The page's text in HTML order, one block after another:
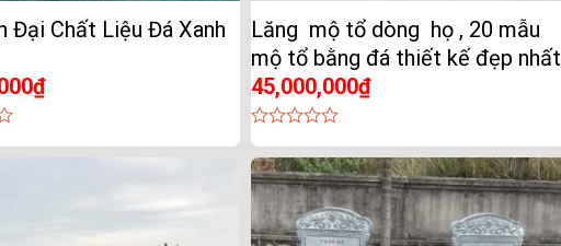
Đại Chất Liệu Đá Xanh
₫
Lăng mộ tổ dòng họ , 20 mẫu
mộ tổ bằng đá thiết kế đẹp nhất
45,000,000₫
0
out
of
5